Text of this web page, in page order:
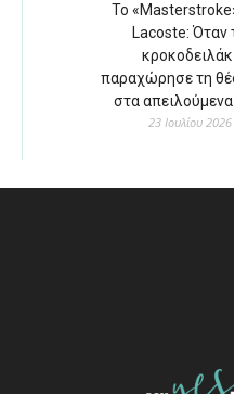
Το
Lacoste: Όταν
παραχώρησε τη
στα απειλούμενα
23 Ιουλίου 2026